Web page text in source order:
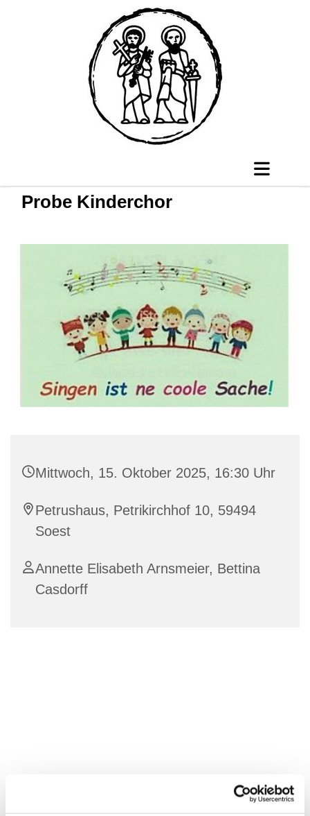
Probe Kinderchor
Mittwoch, 15. Oktober 2025, 16:30 Uhr
Petrushaus, Petrikirchhof 10, 59494
Soest
Annette Elisabeth Arnsmeier, Bettina
Casdorff